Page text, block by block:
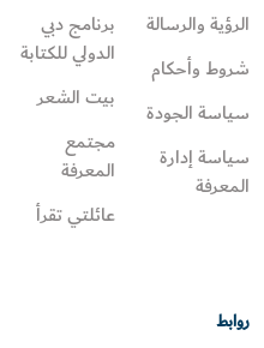
الرؤية والرسالة
شروط وأحكام
سياسة الجودة
سياسة إدارة
المعرفة
برنامج دبي
الدولي للكتابة
بيت الشعر
مجتمع
المعرفة
عائلتي تقرأ‎
روابط